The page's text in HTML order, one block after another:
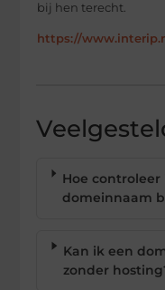
bij hen terecht.
https://
Hoe
domeinnaam
Kan ik een
zonder